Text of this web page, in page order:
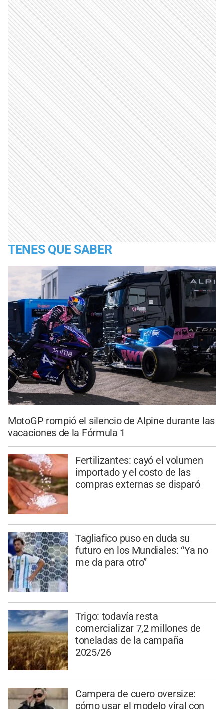
TENES QUE SABER
MotoGP rompió el silencio de Alpine durante las
vacaciones de la Fórmula 1
Fertilizantes: cayó el volumen
importado y el costo de las
compras externas se disparó
Tagliafico puso en duda su
futuro en los Mundiales: “Ya no
me da para otro”
Trigo: todavía resta
comercializar 7,2 millones de
toneladas de la campaña
2025/26
Campera de cuero oversize:
cómo usar el modelo viral con